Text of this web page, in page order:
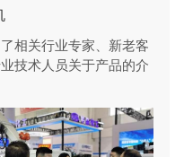
相关行业专家、新老客
技术人员关于产品的介